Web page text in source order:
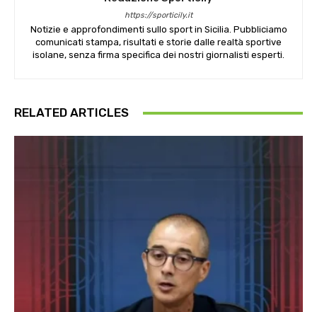
https://sporticily.it
Notizie e approfondimenti sullo sport in Sicilia. Pubbliciamo
comunicati stampa, risultati e storie dalle realtà sportive
isolane, senza firma specifica dei nostri giornalisti esperti.
RELATED ARTICLES